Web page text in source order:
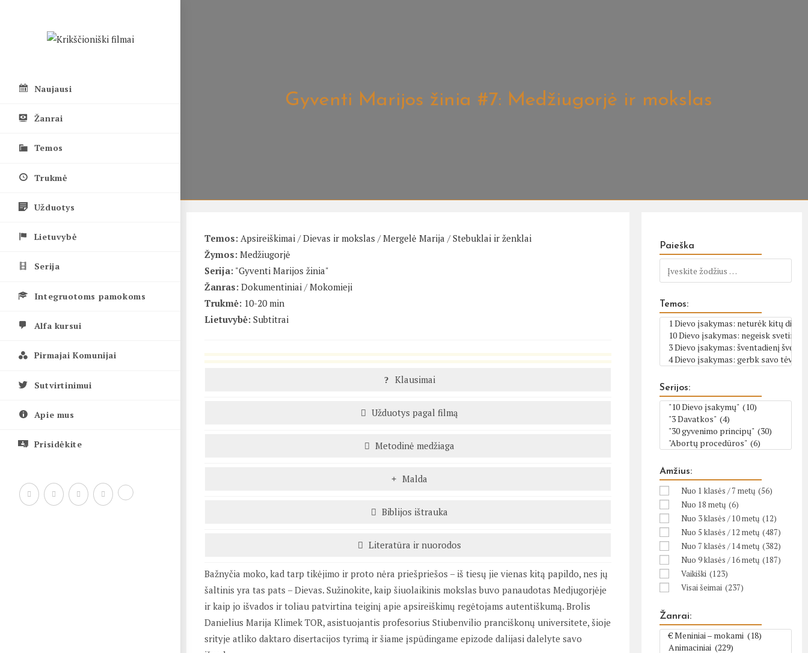
Naujausi
Žanrai
Temos
Trukmė
Užduotys
Lietuvybė
Serija
Integruotoms pamokoms
Alfa kursui
Pirmajai Komunijai
Sutvirtinimui
Apie mus
Prisidėkite
Gyventi Marijos žinia #7: Medžiugorjė ir mokslas
Temos: Apsireiškimai /Dievas ir mokslas /Mergelė Marija /Stebuklai ir ženklai
Žymos: Medžiugorjė
Serija: "Gyventi Marijos žinia"
Žanras: Dokumentiniai /Mokomieji
Trukmė: 10-20 min
Lietuvybė: Subtitrai
Klausimai
Užduotys pagal filmą
Metodinė medžiaga
Malda
Biblijos ištrauka
Literatūra ir nuorodos
Bažnyčia moko, kad tarp tikėjimo ir proto nėra priešpriešos – iš tiesų jie vienas kitą papildo, nes jų
šaltinis yra tas pats – Dievas. Sužinokite, kaip šiuolaikinis mokslas buvo panaudotas Medjugorjėje
ir kaip jo išvados ir toliau patvirtina teiginį apie apsireiškimų regėtojams autentiškumą. Brolis
Danielius Marija Klimek TOR, asistuojantis profesorius Stiubenvilio pranciškonų universitete, šioje
srityje atliko daktaro disertacijos tyrimą ir šiame įspūdingame epizode dalijasi dalelyte savo
Paieška
Temos:
Serijos:
Amžius:
Nuo 1 klasės / 7 metų (56)
Nuo 18 metų (6)
Nuo 3 klasės / 10 metų (12)
Nuo 5 klasės / 12 metų (487)
Nuo 7 klasės / 14 metų (382)
Nuo 9 klasės / 16 metų (187)
Vaikiški (123)
Visai šeimai (237)
Žanrai: